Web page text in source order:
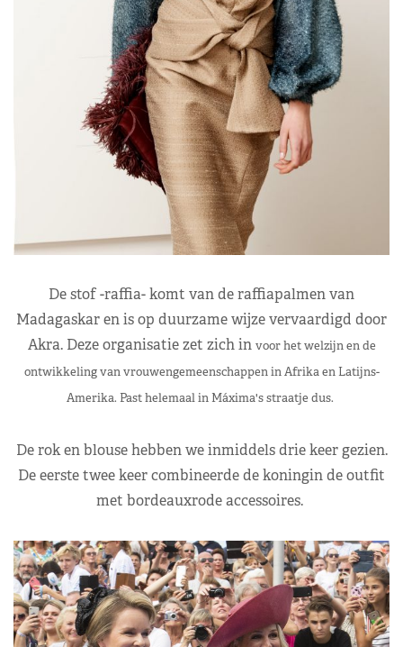
De stof -raffia- komt van de raffiapalmen van
Madagaskar en is op duurzame wijze vervaardigd door
Akra. Deze organisatie zet zich in voor het welzijn en de
ontwikkeling van vrouwengemeenschappen in Afrika en Latijns-
Amerika. Past helemaal in Máxima's straatje dus.
De rok en blouse hebben we inmiddels drie keer gezien.
De eerste twee keer combineerde de koningin de outfit
met bordeauxrode accessoires.